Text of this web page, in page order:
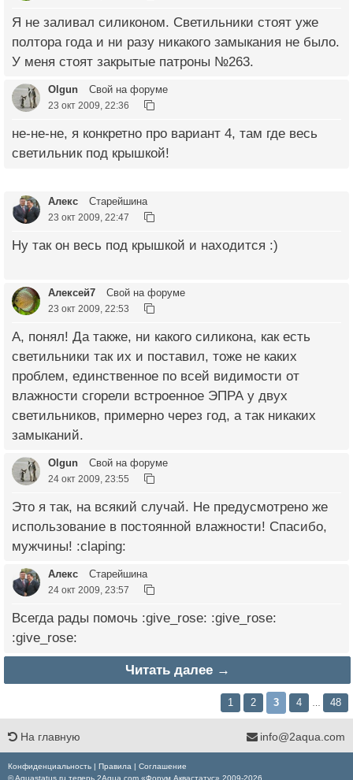
Я не заливал силиконом. Светильники стоят уже
полтора года и ни разу никакого замыкания не было.
У меня стоят закрытые патроны №263.
Olgun Свой на форуме
23 окт 2009, 22:36
не-не-не, я конкретно про вариант 4, там где весь
светильник под крышкой!
Алекс Старейшина
23 окт 2009, 22:47
Ну так он весь под крышкой и находится :)
Алексей7 Свой на форуме
23 окт 2009, 22:53
А, понял! Да также, ни какого силикона, как есть
светильники так их и поставил, тоже не каких
проблем, единственное по всей видимости от
влажности сгорели встроенное ЭПРА у двух
светильников, примерно через год, а так никаких
замыканий.
Olgun Свой на форуме
24 окт 2009, 23:55
Это я так, на всякий случай. Не предусмотрено же
использование в постоянной влажности! Спасибо,
мужчины! :claping:
Алекс Старейшина
24 окт 2009, 23:57
Всегда рады помочь :give_rose: :give_rose:
:give_rose:
Читать далее →
1 2 3 4 48
На главную info@2aqua.com
Конфиденциальность | Правила | Соглашение
© Aquastatus.ru теперь 2Aqua.com «Форум Аквастатус» 2009-2026